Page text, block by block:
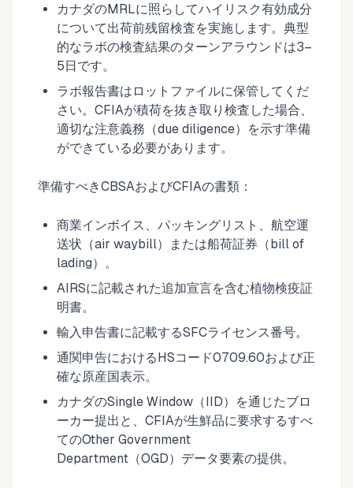
カナダのMRLに照らしてハイリスク有効成分
について出荷前残留検査を実施します。典型
的なラボの検査結果のターンアラウンドは3–
5日です。
ラボ報告書はロットファイルに保管してくだ
さい。CFIAが積荷を抜き取り検査した場合、
適切な注意義務（due diligence）を示す準備
ができている必要があります。
準備すべきCBSAおよびCFIAの書類：
商業インボイス、パッキングリスト、航空運
送状（air waybill）または船荷証券（bill of
lading）。
AIRSに記載された追加宣言を含む植物検疫証
明書。
輸入申告書に記載するSFCライセンス番号。
通関申告におけるHSコード0709.60および正
確な原産国表示。
カナダのSingle Window（IID）を通じたブロ
ーカー提出と、CFIAが生鮮品に要求するすべ
てのOther Government
Department（OGD）データ要素の提供。